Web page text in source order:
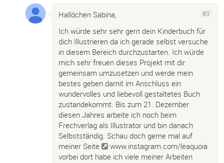
#3
Hallöchen Sabina,
Ich würde sehr sehr gern dein Kinderbuch für
dich Illustrieren da ich gerade selbst versuche
in diesem Bereich durchzustarten. Ich würde
mich sehr freuen dieses Projekt mit dir
gemeinsam umzusetzen und werde mein
bestes geben damit im Anschluss ein
wundervolles und liebevoll gestaltetes Buch
zustandekommt. Bis zum 21. Dezember
diesen Jahres arbeite ich noch beim
Frechverlag als Illustrator und bin danach
Selbstständig. Schau doch gerne mal auf
meiner Seite
www.instagram.com/leaquoia
vorbei dort habe ich viele meiner Arbeiten